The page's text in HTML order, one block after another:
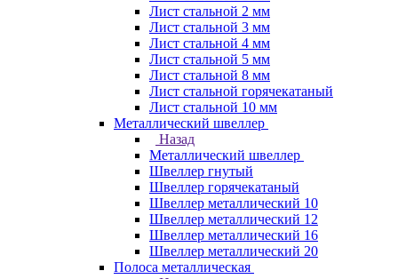
Лист стальной 2 мм
Лист стальной 3 мм
Лист стальной 4 мм
Лист стальной 5 мм
Лист стальной 8 мм
Лист стальной горячекатаный
Лист стальной 10 мм
Металлический швеллер
Назад
Металлический швеллер
Швеллер гнутый
Швеллер горячекатаный
Швеллер металлический 10
Швеллер металлический 12
Швеллер металлический 16
Швеллер металлический 20
Полоса металлическая